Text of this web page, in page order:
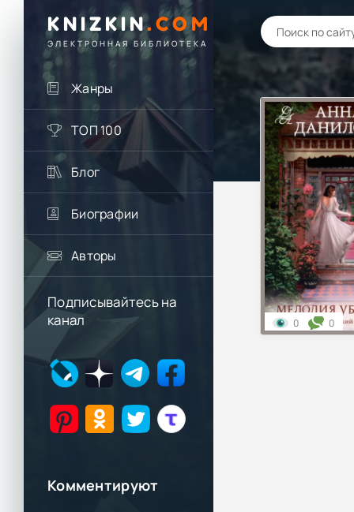
KNIZKIN. COM
ЭЛЕКТРОННАЯ БИБЛИОТЕКА
Жанры
ТОП 100
Блог
Биографии
Авторы
Подписывайтесь на
канал
Комментируют
0 0